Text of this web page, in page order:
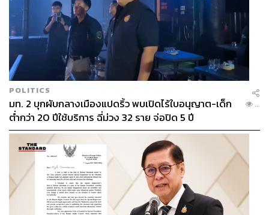
POLITICS
มท. 2 บุกผับกลางเมืองแปดริ้ว พบเปิดไร้ใบอนุญาต-เด็ก
ต่ำกว่า 20 ปีใช้บริการ ฉี่ม่วง 32 ราย จ่อปิด 5 ปี
...